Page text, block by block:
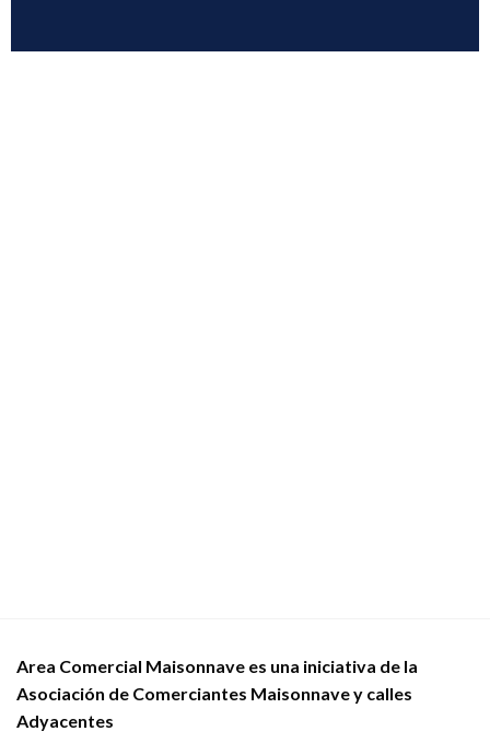
Area Comercial Maisonnave es una iniciativa de la
Asociación de Comerciantes Maisonnave y calles
Adyacentes